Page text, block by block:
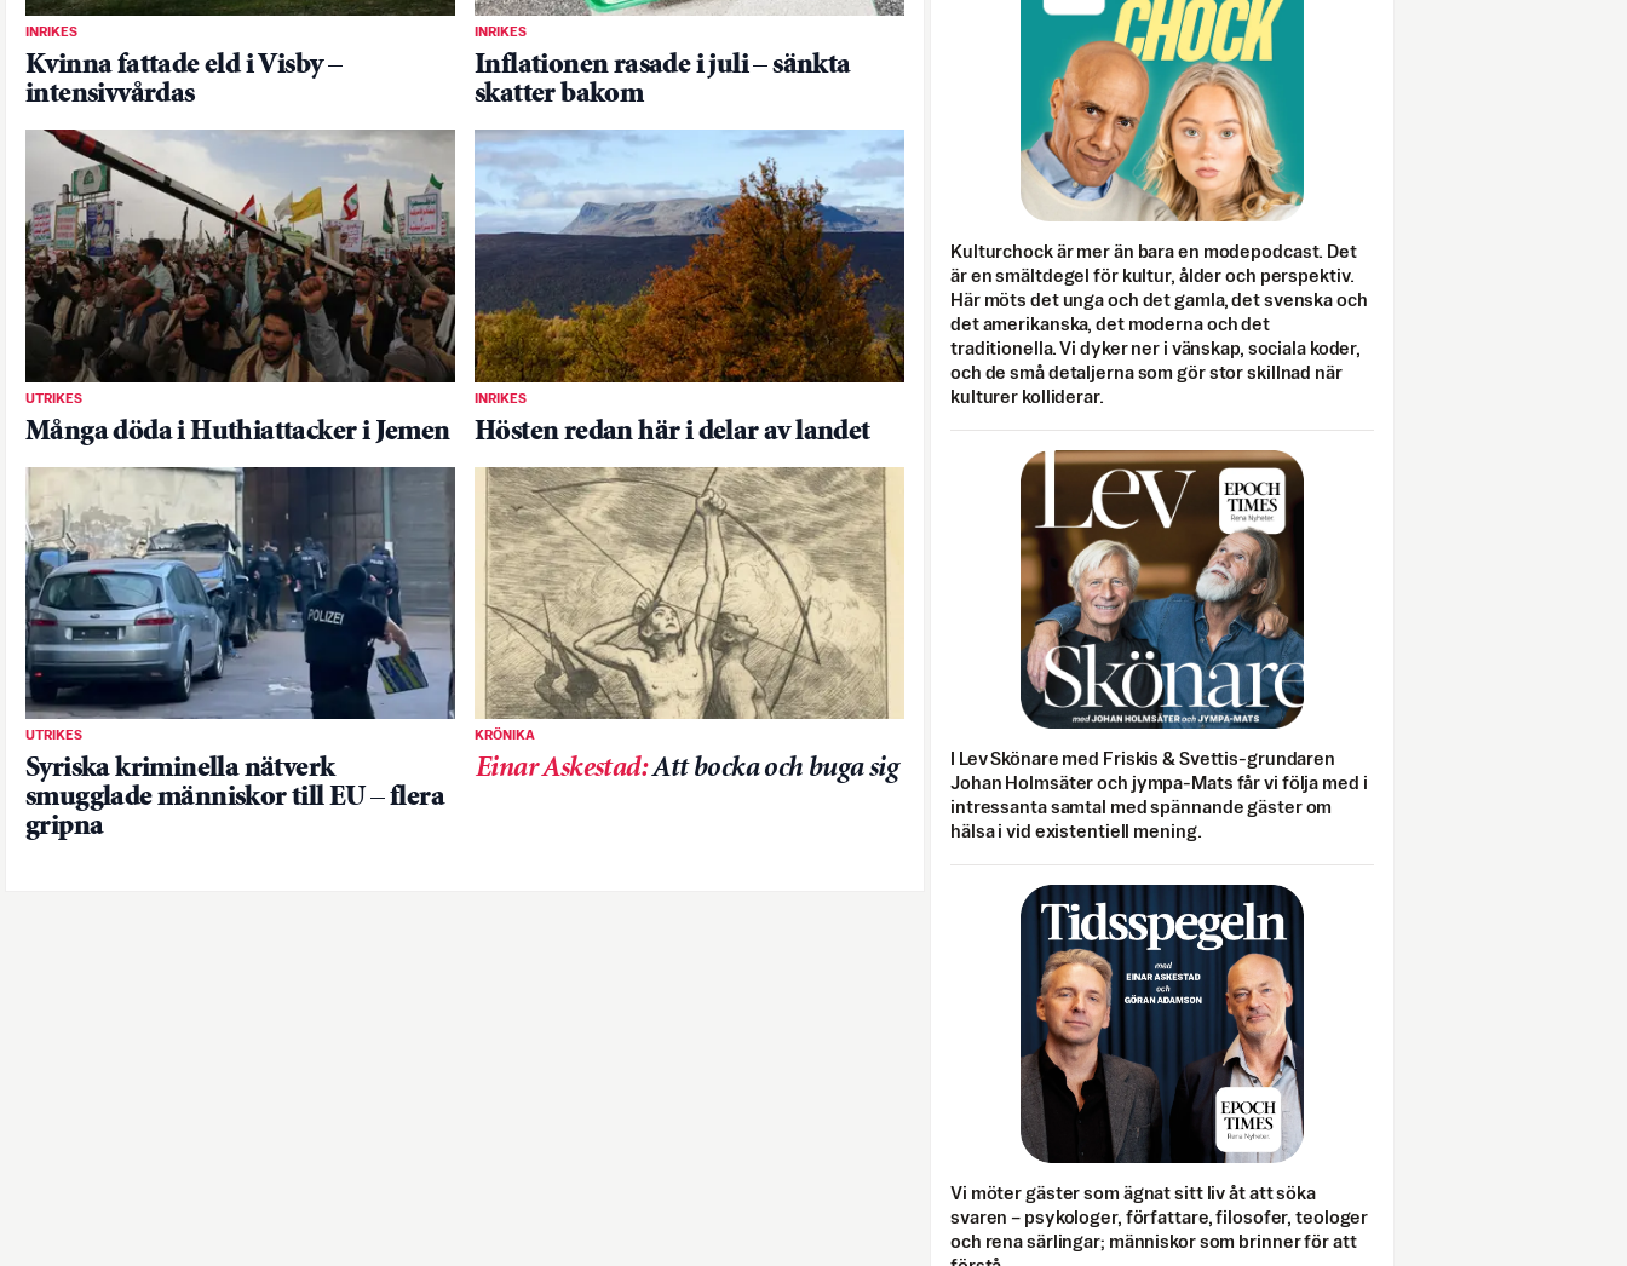
INRIKES
Kvinna fattade eld i Visby –
intensivvårdas
INRIKES
Inflationen rasade i juli – sänkta
skatter bakom
UTRIKES
Många döda i Huthiattacker i Jemen
INRIKES
Hösten redan här i delar av landet
UTRIKES
Syriska kriminella nätverk
smugglade människor till EU – flera
gripna
KRÖNIKA
Einar Askestad:Att bocka och buga sig
Kulturchock är mer än bara en modepodcast. Det
är en smältdegel för kultur, ålder och perspektiv.
Här möts det unga och det gamla, det svenska och
det amerikanska, det moderna och det
traditionella. Vi dyker ner i vänskap, sociala koder,
och de små detaljerna som gör stor skillnad när
kulturer kolliderar.
I Lev Skönare med Friskis & Svettis-grundaren
Johan Holmsäter och jympa-Mats får vi följa med i
intressanta samtal med spännande gäster om
hälsa i vid existentiell mening.
Vi möter gäster som ägnat sitt liv åt att söka
svaren – psykologer, författare, filosofer, teologer
och rena särlingar; människor som brinner för att